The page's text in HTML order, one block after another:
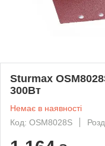
Sturmax
300Вт
Немає в наявності
Код: OSM8028S